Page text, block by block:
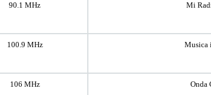
90.1 MHz Mi
100.9 MHz Musica
106 MHz Onda